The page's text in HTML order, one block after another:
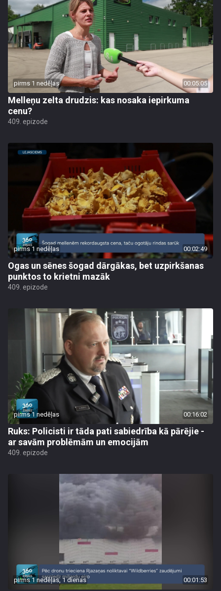
pirms 1 nedēļas 00:05:05
Melleņu zelta drudzis: kas nosaka iepirkuma
cenu?
409. epizode
pirms 1 nedēļas 00:02:49
Ogas un sēnes šogad dārgākas, bet uzpirkšanas
punktos to krietni mazāk
409. epizode
pirms 1 nedēļas 00:16:02
Ruks: Policisti ir tāda pati sabiedrība kā pārējie -
ar savām problēmām un emocijām
409. epizode
pirms 1 nedēļas, 1 dienas 00:01:53